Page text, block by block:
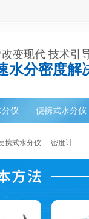
变现代 技术引
水分密度解
仪 便携式水分仪
携式水分仪 密度计